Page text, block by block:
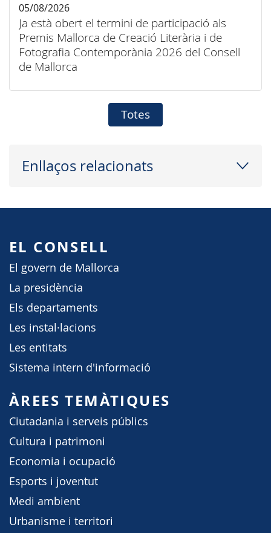
Ja està obert el termini de participació als
Premis Mallorca de Creació Literària i de
Fotografia Contemporània 2026 del Consell
de Mallorca
05/08/2026
Totes
Enllaços relacionats
EL CONSELL
El govern de Mallorca
La presidència
Els departaments
Les instal·lacions
Les entitats
Sistema intern d'informació
ÀREES TEMÀTIQUES
Ciutadania i serveis públics
Cultura i patrimoni
Economia i ocupació
Esports i joventut
Medi ambient
Urbanisme i territori